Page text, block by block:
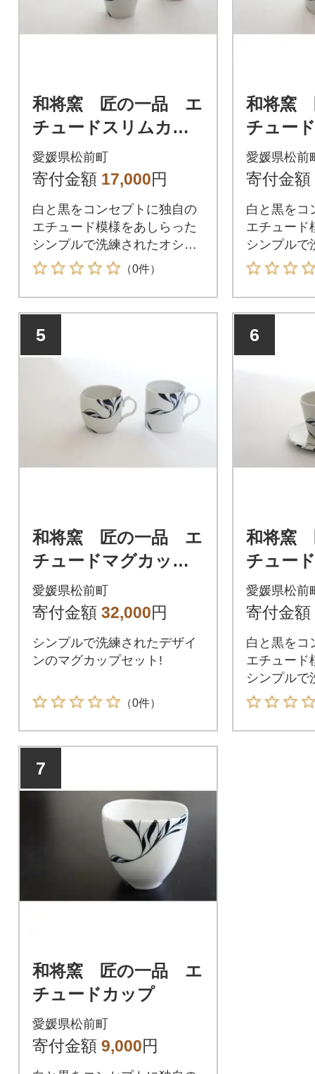
和将窯 匠の一品 エ
チュードスリムカッ
プセット
愛媛県松前町
寄付金額 17,000円
白と黒をコンセプトに独自の
エチュード模様をあしらった
シンプルで洗練されたオシャ
レカップ!
（0件）
和将窯
チュー
プセッ
愛媛県松前
寄付金額
白と黒をコ
エチュード
シンプルで
レカップ!
5
和将窯 匠の一品 エ
チュードマグカップ
セット
愛媛県松前町
寄付金額 32,000円
シンプルで洗練されたデザイ
ンのマグカップセット!
（0件）
6
和将窯
チュー
ップセ
愛媛県松前
寄付金額
白と黒をコ
エチュード
シンプルで
ーカップの
き)です
7
和将窯 匠の一品 エ
チュードカップ
愛媛県松前町
寄付金額 9,000円